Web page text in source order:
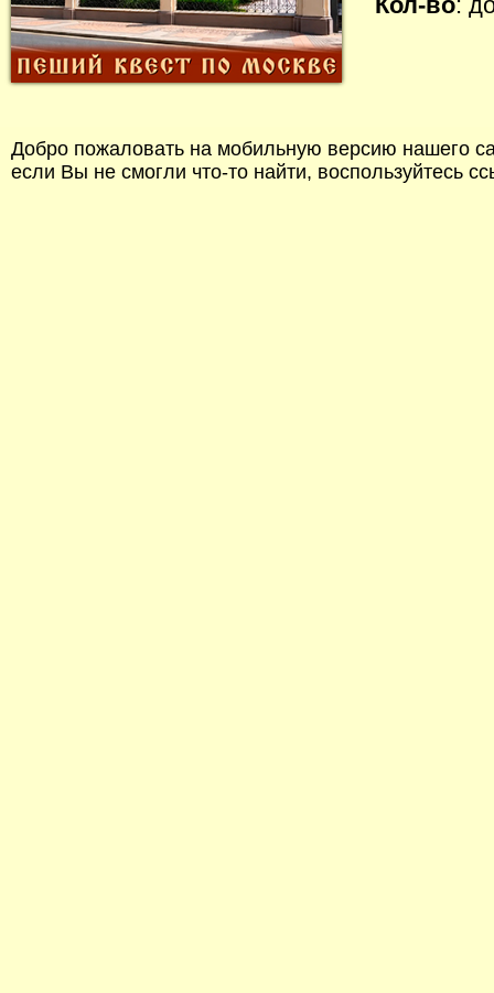
Добро пожаловать на мобильную версию нашего
если Вы не смогли что-то найти, воспользуйтесь